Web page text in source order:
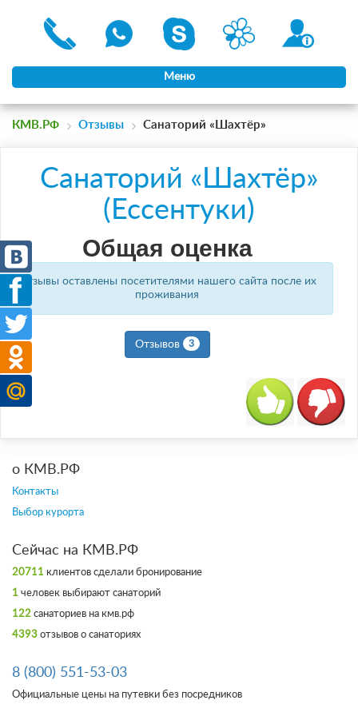
Меню
КМВ.РФ Отзывы Санаторий «Шахтёр»
Санаторий «Шахтёр»
(Ессентуки)
Общая оценка
Отзывы оставлены посетителями нашего сайта после их
проживания
Отзывов 3
о КМВ.РФ
Контакты
Выбор курорта
Сейчас на КМВ.РФ
20711 клиентов сделали бронирование
1 человек выбирают санаторий
122 санаториев на кмв.рф
4393 отзывов о санаториях
8 (800) 551-53-03
Официальные цены на путевки без посредников